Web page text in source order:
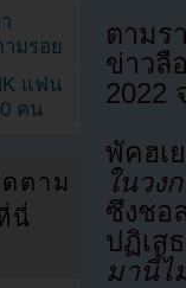
ตามร
ข่าวลื
2022
พัคฮเ
ในวง
ซึงชอ
ปฏิเ
มานี้ไ
มรอย
แฟน
คน
ตาม
นี่